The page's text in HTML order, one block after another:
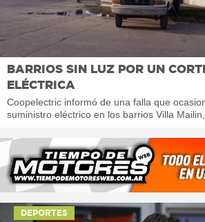
BARRIOS SIN LUZ POR UN
ELÉCTRICA
Coopelectric informó de una falla que
suministro eléctrico en los barrios Villa
DEPORTES